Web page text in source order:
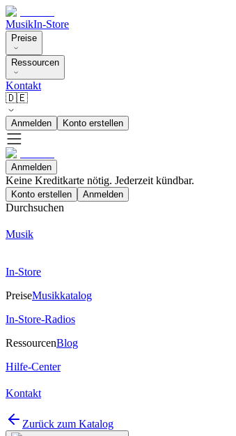
MusikIn-Store
Preise
Ressourcen
Kontakt
🇩🇪
Anmelden Konto erstellen
Anmelden
Keine Kreditkarte nötig. Jederzeit kündbar.
Konto erstellen Anmelden
Durchsuchen
Musik
In-Store
PreiseMusikkatalog
In-Store-Radios
RessourcenBlog
Hilfe-Center
Kontakt
Zurück zum Katalog